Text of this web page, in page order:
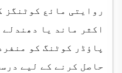
روایتی مائع کوٹنگز
اکثر ماند یا
پاؤڈر کوٹنگ کو
حاصل کرنے کے لیے